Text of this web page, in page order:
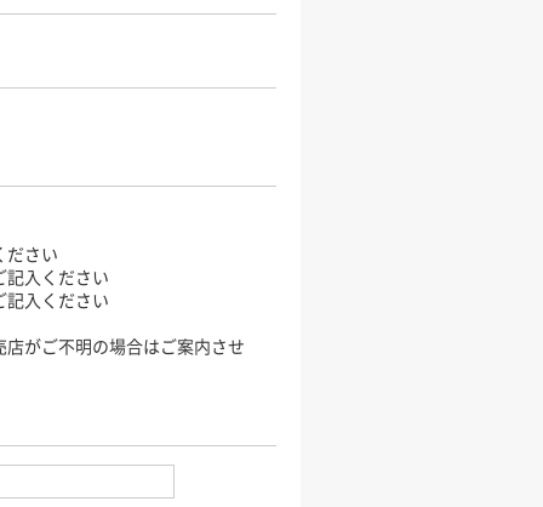
ださい
入ください
入ください
がご不明の場合はご案内させ